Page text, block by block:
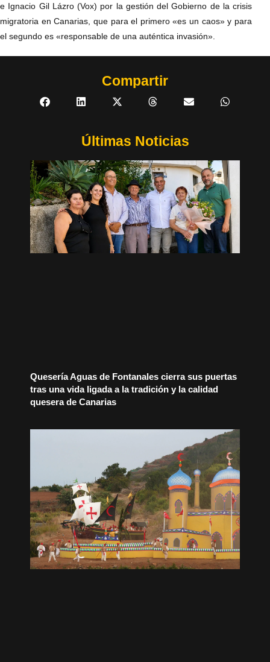
e Ignacio Gil Lázro (Vox) por la gestión del Gobierno de la crisis
migratoria en Canarias, que para el primero «es un caos» y para
el segundo es «responsable de una auténtica invasión».
Compartir
Últimas Noticias
Quesería Aguas de Fontanales cierra sus puertas
tras una vida ligada a la tradición y la calidad
quesera de Canarias